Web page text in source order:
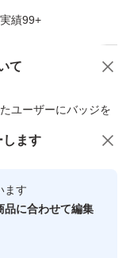
績99+
て
ユーザーにバッジを
ーザーです
商品への質問
します
ます
品に合わせて編集